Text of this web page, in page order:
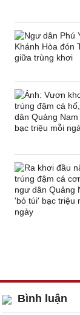
Bình luận